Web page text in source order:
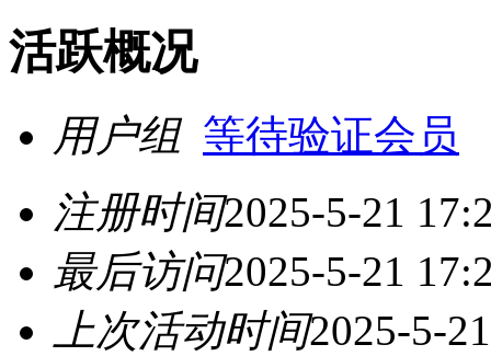
活跃概况
用户组 等待验证会员
注册时间2025-5-21
最后访问2025-5-21
上次活动时间2025-5-